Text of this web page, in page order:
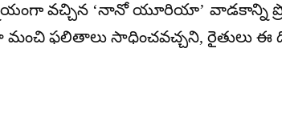
వచ్చిన ‘నానో యూరియా’ వాడకాన్ని
ఫలితాలు సాధించవచ్చని, రైతులు ఈ